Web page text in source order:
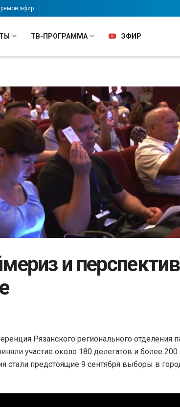
эфир
ТВ-ПРОГРАММА ЭФИР
и
Рязанского регионального отделения
участие около 180 делегатов и более 200
стали предстоящие 9 сентября выборы в